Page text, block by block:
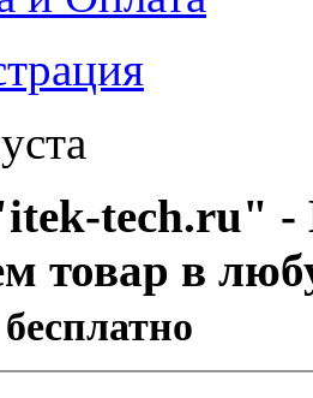
tech.ru" -
товар в